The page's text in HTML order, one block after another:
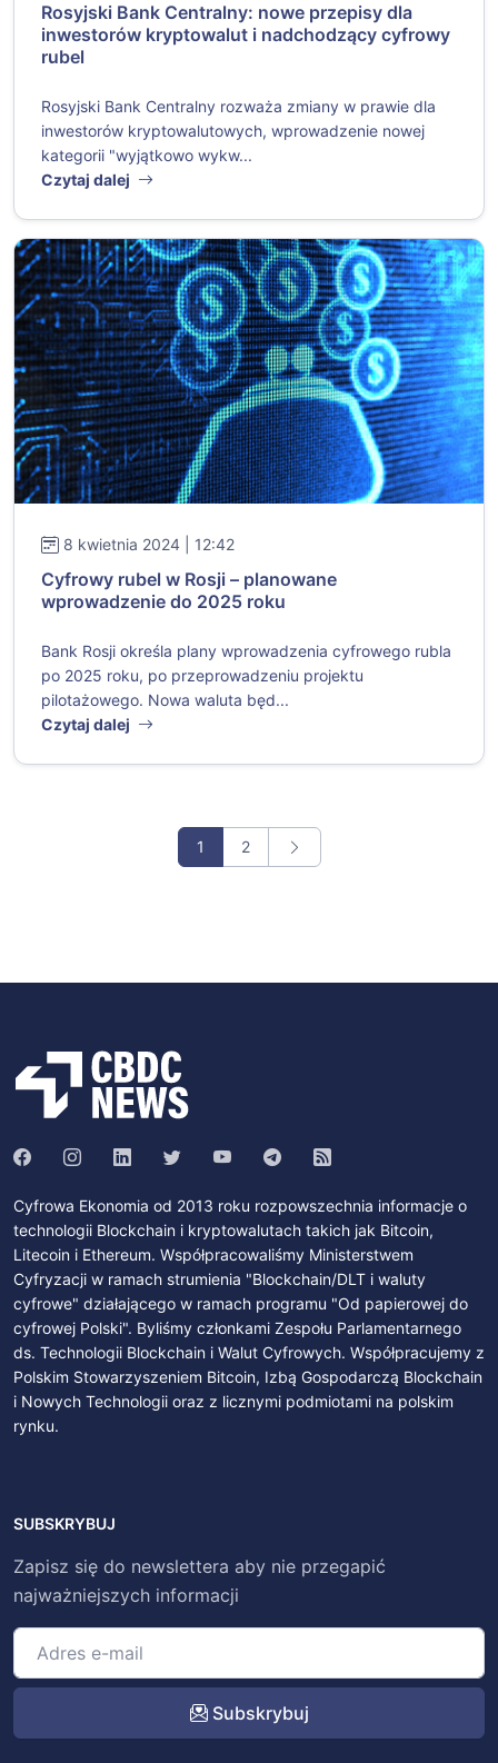
Rosyjski Bank Centralny: nowe przepisy dla
inwestorów kryptowalut i nadchodzący cyfrowy
rubel
Rosyjski Bank Centralny rozważa zmiany w prawie dla
inwestorów kryptowalutowych, wprowadzenie nowej
kategorii "wyjątkowo wykw...
Czytaj dalej
8 kwietnia 2024 | 12:42
Cyfrowy rubel w Rosji – planowane
wprowadzenie do 2025 roku
Bank Rosji określa plany wprowadzenia cyfrowego rubla
po 2025 roku, po przeprowadzeniu projektu
pilotażowego. Nowa waluta będ...
Czytaj dalej
1 2
Cyfrowa Ekonomia od 2013 roku rozpowszechnia informacje o
technologii Blockchain i kryptowalutach takich jak Bitcoin,
Litecoin i Ethereum. Współpracowaliśmy Ministerstwem
Cyfryzacji w ramach strumienia "Blockchain/DLT i waluty
cyfrowe" działającego w ramach programu "Od papierowej do
cyfrowej Polski". Byliśmy członkami Zespołu Parlamentarnego
ds. Technologii Blockchain i Walut Cyfrowych. Współpracujemy z
Polskim Stowarzyszeniem Bitcoin, Izbą Gospodarczą Blockchain
i Nowych Technologii oraz z licznymi podmiotami na polskim
rynku.
SUBSKRYBUJ
Zapisz się do newslettera aby nie przegapić
najważniejszych informacji
Subskrybuj